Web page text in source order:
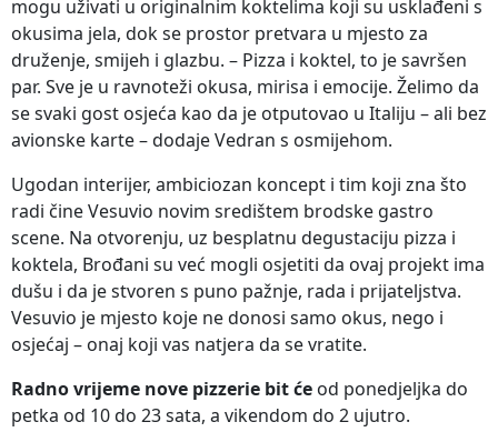
mogu uživati u originalnim koktelima koji su usklađeni s
okusima jela, dok se prostor pretvara u mjesto za
druženje, smijeh i glazbu. – Pizza i koktel, to je savršen
par. Sve je u ravnoteži okusa, mirisa i emocije. Želimo da
se svaki gost osjeća kao da je otputovao u Italiju – ali bez
avionske karte – dodaje Vedran s osmijehom.
Ugodan interijer, ambiciozan koncept i tim koji zna što
radi čine Vesuvio novim središtem brodske gastro
scene. Na otvorenju, uz besplatnu degustaciju pizza i
koktela, Brođani su već mogli osjetiti da ovaj projekt ima
dušu i da je stvoren s puno pažnje, rada i prijateljstva.
Vesuvio je mjesto koje ne donosi samo okus, nego i
osjećaj – onaj koji vas natjera da se vratite.
Radno vrijeme nove pizzerie bit će od ponedjeljka do
petka od 10 do 23 sata, a vikendom do 2 ujutro.